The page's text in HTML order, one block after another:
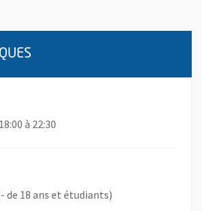
à 22:30
de 18 ans et étudiants)